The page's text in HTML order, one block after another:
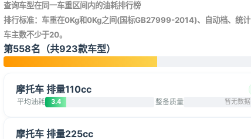
查询车型在同一车重区间内的油耗排行榜
排行标准：车重在0Kg和0Kg之间(国标GB27999-2014)、自动档、统计
车主数不少于20。
第558名（共923款车型）
摩托车 排量110cc
平均油耗 3.4 整备质量 暂无数据
摩托车 排量225cc